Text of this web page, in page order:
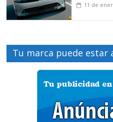
11 de
Tu marca puede estar